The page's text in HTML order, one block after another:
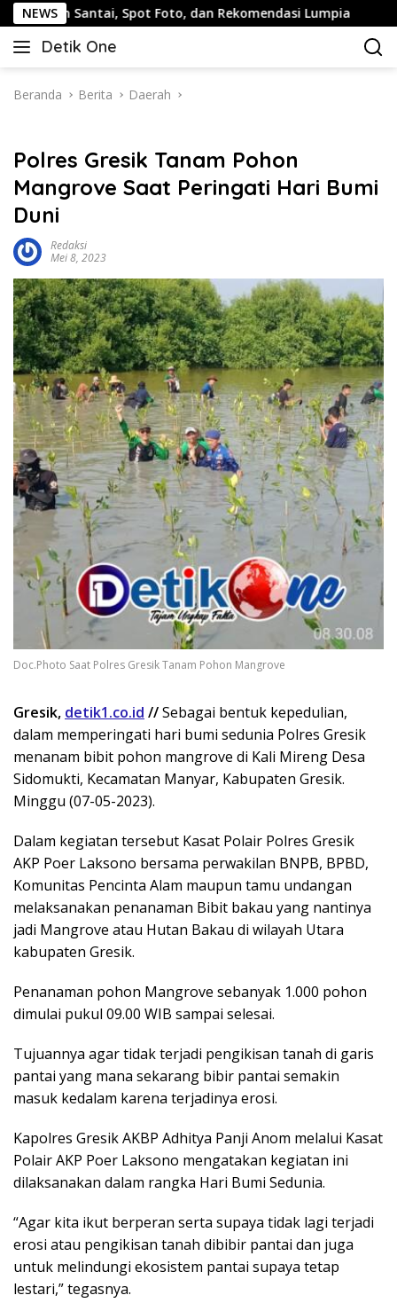
Langsung
ke
konten
NEWS
Spot Foto, dan Rekomendasi Lumpia Panduan
Detik One
Tajam
Fakta
Beranda Berita Daerah
Polres Gresik Tanam Pohon
Mangrove Saat Peringati Hari Bumi
Duni
Redaksi
Mei 8, 2023
Doc.Photo Saat Polres Gresik Tanam Pohon Mangrove
Gresik, detik1.co.id //Sebagai bentuk kepedulian,
dalam memperingati hari bumi sedunia Polres Gresik
menanam bibit pohon mangrove di Kali Mireng Desa
Sidomukti, Kecamatan Manyar, Kabupaten Gresik.
Minggu (07-05-2023).
Dalam kegiatan tersebut Kasat Polair Polres Gresik
AKP Poer Laksono bersama perwakilan BNPB, BPBD,
Komunitas Pencinta Alam maupun tamu undangan
melaksanakan penanaman Bibit bakau yang nantinya
jadi Mangrove atau Hutan Bakau di wilayah Utara
kabupaten Gresik.
Penanaman pohon Mangrove sebanyak 1.000 pohon
dimulai pukul 09.00 WIB sampai selesai.
Tujuannya agar tidak terjadi pengikisan tanah di garis
pantai yang mana sekarang bibir pantai semakin
masuk kedalam karena terjadinya erosi.
Kapolres Gresik AKBP Adhitya Panji Anom melalui Kasat
Polair AKP Poer Laksono mengatakan kegiatan ini
dilaksanakan dalam rangka Hari Bumi Sedunia.
“Agar kita ikut berperan serta supaya tidak lagi terjadi
erosi atau pengikisan tanah dibibir pantai dan juga
untuk melindungi ekosistem pantai supaya tetap
lestari,” tegasnya.